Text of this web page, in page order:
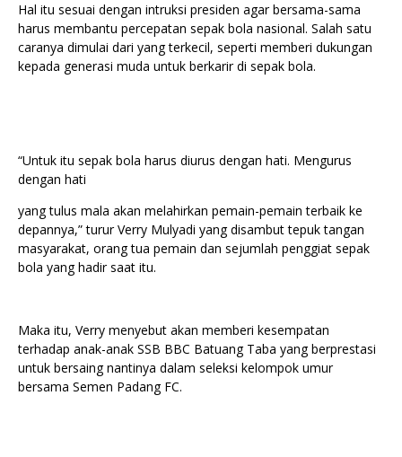
Hal itu sesuai dengan intruksi presiden agar bersama-sama
harus membantu percepatan sepak bola nasional. Salah satu
caranya dimulai dari yang terkecil, seperti memberi dukungan
kepada generasi muda untuk berkarir di sepak bola.
“Untuk itu sepak bola harus diurus dengan hati. Mengurus
dengan hati
yang tulus mala akan melahirkan pemain-pemain terbaik ke
depannya,” turur Verry Mulyadi yang disambut tepuk tangan
masyarakat, orang tua pemain dan sejumlah penggiat sepak
bola yang hadir saat itu.
Maka itu, Verry menyebut akan memberi kesempatan
terhadap anak-anak SSB BBC Batuang Taba yang berprestasi
untuk bersaing nantinya dalam seleksi kelompok umur
bersama Semen Padang FC.